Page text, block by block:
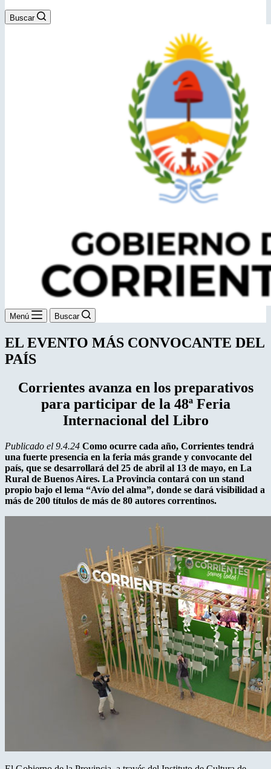
Buscar
Menú Buscar
EL EVENTO MÁS CONVOCANTE DEL
PAÍS
Corrientes avanza en los preparativos
para participar de la 48ª Feria
Internacional del Libro
Publicado el 9.4.24 Como ocurre cada año, Corrientes tendrá
una fuerte presencia en la feria más grande y convocante del
país, que se desarrollará del 25 de abril al 13 de mayo, en La
Rural de Buenos Aires. La Provincia contará con un stand
propio bajo el lema “Avío del alma”, donde se dará visibilidad a
más de 200 títulos de más de 80 autores correntinos.